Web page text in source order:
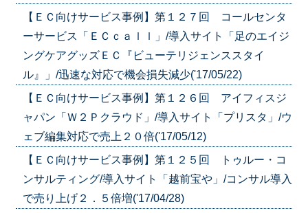
【ＥＣ向けサービス事例】第１２７回 コールセンタ
ーサービス「ＥＣｃａｌｌ」/導入サイト「足のエイジ
ングケアグッズＥＣ『ビューテリジェンススタイ
ル』」/迅速な対応で機会損失減少('17/05/22)
【ＥＣ向けサービス事例】第１２６回 アイフィスジ
ャパン「Ｗ２Ｐクラウド」/導入サイト「プリスタ」/ウ
ェブ編集対応で売上２０倍('17/05/12)
【ＥＣ向けサービス事例】第１２５回 トゥルー・コ
ンサルティング/導入サイト「越前宝や」/コンサル導入
で売り上げ２．５倍増('17/04/28)